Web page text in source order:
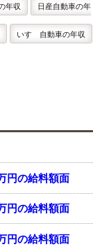
年収 日産自動車の年
いすゞ自動車の年収
円の給料額面
円の給料額面
円の給料額面